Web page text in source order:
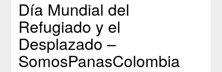
Día Mundial del
Refugiado y el
Desplazado –
SomosPanasColombia